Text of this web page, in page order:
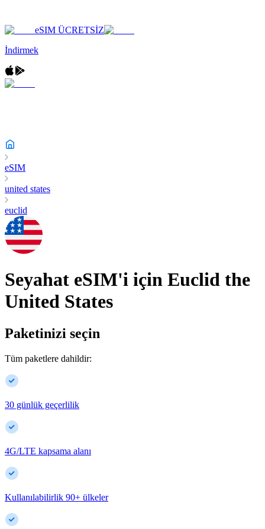
eSIM ÜCRETSİZ
İndirmek
eSIM
united states
euclid
Seyahat eSIM'i için Euclid the
United States
Paketinizi seçin
Tüm paketlere dahildir:
30 günlük geçerlilik
4G/LTE kapsama alanı
Kullanılabilirlik 90+ ülkeler